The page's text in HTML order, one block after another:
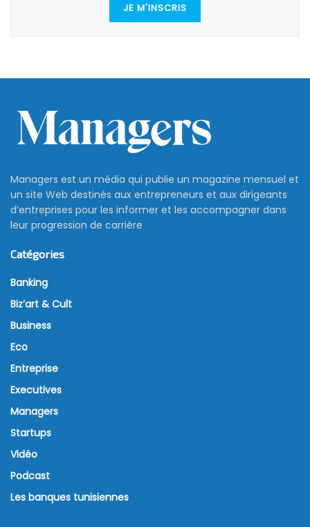
JE M'INSCRIS
Managers est un média qui publie un magazine mensuel et
un site Web destinés aux entrepreneurs et aux dirigeants
d’entreprises pour les informer et les accompagner dans
leur progression de carrière
Catégories
Banking
Biz’art & Cult
Business
Eco
Entreprise
Executives
Managers
Startups
Vidéo
Podcast
Les banques tunisiennes